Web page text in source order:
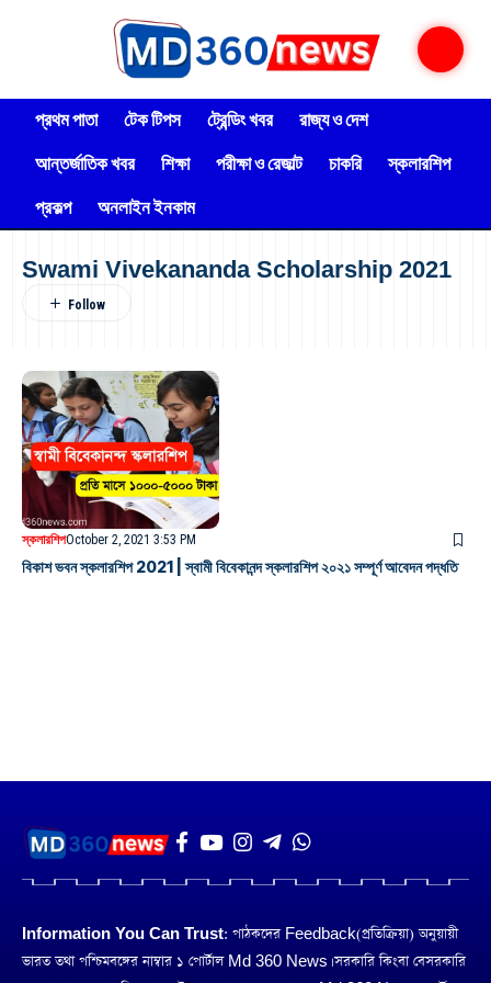
প্রথম পাতা টেক টিপস ট্রেন্ডিং খবর
রাজ্য ও দেশ
আন্তর্জাতিক খবর
শিক্ষা পরীক্ষা ও রেজাল্ট চাকরি
স্কলারশিপ
প্রকল্প
অনলাইন ইনকাম
Swami Vivekananda Scholarship 2021
স্কলারশিপOctober 2, 2021 3:53 PM
বিকাশ ভবন স্কলারশিপ 2021 | স্বামী বিবেকানন্দ স্কলারশিপ ২০২১ সম্পূর্ণ আবেদন পদ্ধতি
Information You Can Trust: পাঠকদের Feedback(প্রতিক্রিয়া) অনুয়ায়ী
ভারত তথা পশ্চিমবঙ্গের নাম্বার ১ পোর্টাল Md 360 News। সরকারি কিংবা বেসরকারি